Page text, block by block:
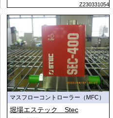
Z230331054
マスフローコントローラー（MFC）
堀場エステック Stec